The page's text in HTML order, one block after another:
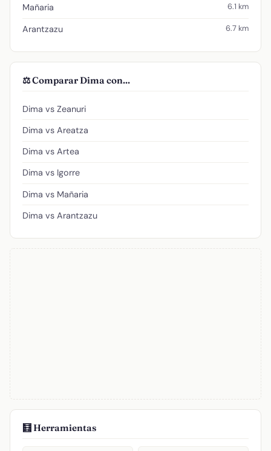
Mañaria 6.1 km
Arantzazu 6.7 km
⚖️ Comparar Dima con...
Dima vs Zeanuri
Dima vs Areatza
Dima vs Artea
Dima vs Igorre
Dima vs Mañaria
Dima vs Arantzazu
🧮 Herramientas